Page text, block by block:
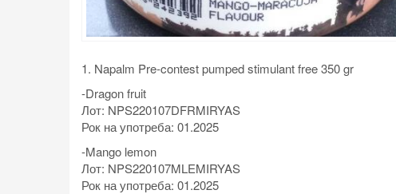
1. Napalm Pre-contest pumped stimulant free 350 gr
-Dragon fruit
Лот: NPS220107DFRMIRYAS
Рок на употреба: 01.2025
-Mango lemon
Лот: NPS220107MLEMIRYAS
Рок на употреба: 01.2025